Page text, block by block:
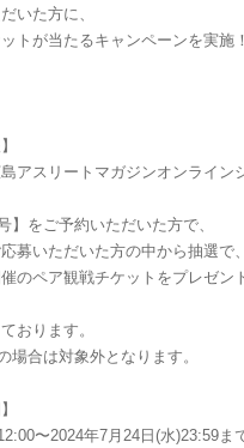
いた方に、
トが当たるキャンペーンを実施
アスリートマガジンオンライン
】をご予約いただいた方で、
募いただいた方の中から抽選で、
のペア観戦チケットをプレゼン
おります。
合は対象外となります。
〜2024年7月24日(水)23:59ま